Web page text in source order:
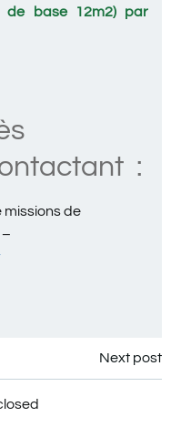
de base 12m2) par
:
missions de
–
Next post